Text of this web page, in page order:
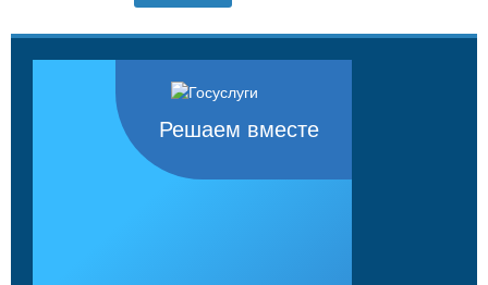
Решаем вместе